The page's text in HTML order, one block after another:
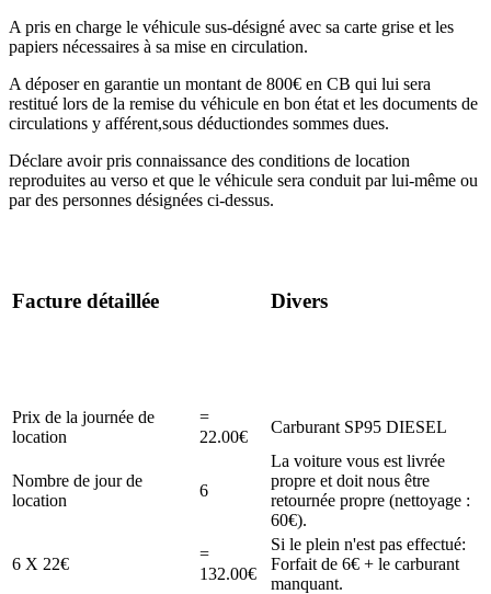
A pris en charge le véhicule sus-désigné avec sa carte grise et les
papiers nécessaires à sa mise en circulation.
A déposer en garantie un montant de 800€ en CB qui lui sera
restitué lors de la remise du véhicule en bon état et les documents de
circulations y afférent,sous déductiondes sommes dues.
Déclare avoir pris connaissance des conditions de location
reproduites au verso et que le véhicule sera conduit par lui-même ou
par des personnes désignées ci-dessus.
Facture détaillée Divers
Prix de la journée de
location
=
22.00€
Carburant SP95 DIESEL
Nombre de jour de
location
6
La voiture vous est livrée
propre et doit nous être
retournée propre (nettoyage :
60€).
6 X 22€
=
132.00€
Si le plein n'est pas effectué:
Forfait de 6€ + le carburant
manquant.